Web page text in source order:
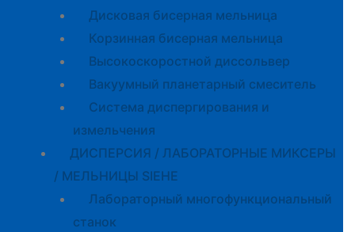
Дисковая бисерная мельница
Корзинная бисерная мельница
Высокоскоростной диссольвер
Вакуумный планетарный смеситель
Система диспергирования и
измельчения
ДИСПЕРСИЯ / ЛАБОРАТОРНЫЕ МИКСЕРЫ
/ МЕЛЬНИЦЫ SIEHE
Лабораторный многофункциональный
станок